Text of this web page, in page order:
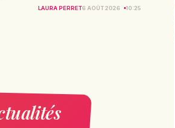
LAURA PERRET6 AOÛT 2026 10:25